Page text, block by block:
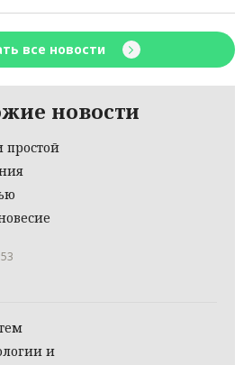
все новости
новости
простой
и